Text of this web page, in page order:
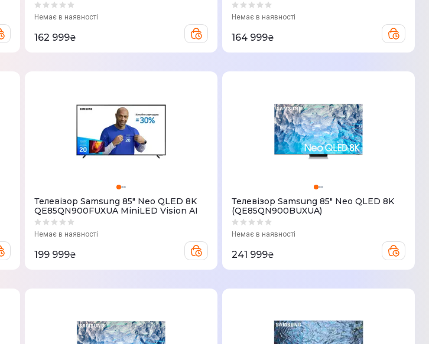
Немає в наявності
162 999₴
Немає в наявності
164 999₴
Телевізор Samsung 85" Neo QLED 8K
QE85QN900FUXUA MiniLED Vision AI
Немає в наявності
199 999₴
Телевізор Samsung 85" Neo QLED 8K
(QE85QN900BUXUA)
Немає в наявності
241 999₴